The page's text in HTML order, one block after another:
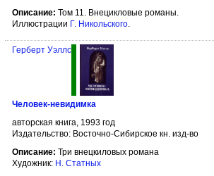
Описание: Том 11. Внецикловые романы.
Иллюстрации Г. Никольского
Герберт Уэллс
Человек-невидимка
авторская книга, 1993 год
Издательство: Восточно-Сибирское кн. изд-во
Описание: Три внецкиловых романа
Художник: Н. Статных